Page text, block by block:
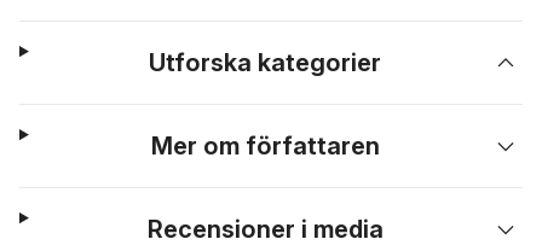
Utforska kategorier
Mer om författaren
Recensioner i media